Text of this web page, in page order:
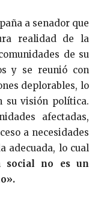
a senador que
realidad de la
de su
y se reunió con
deplorables, lo
su visión política.
afectadas,
a necesidades
adecuada, lo cual
social no es un